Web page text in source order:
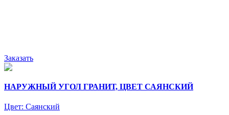
Заказать
НАРУЖНЫЙ УГОЛ ГРАНИТ, ЦВЕТ САЯНСКИЙ
Цвет: Саянский